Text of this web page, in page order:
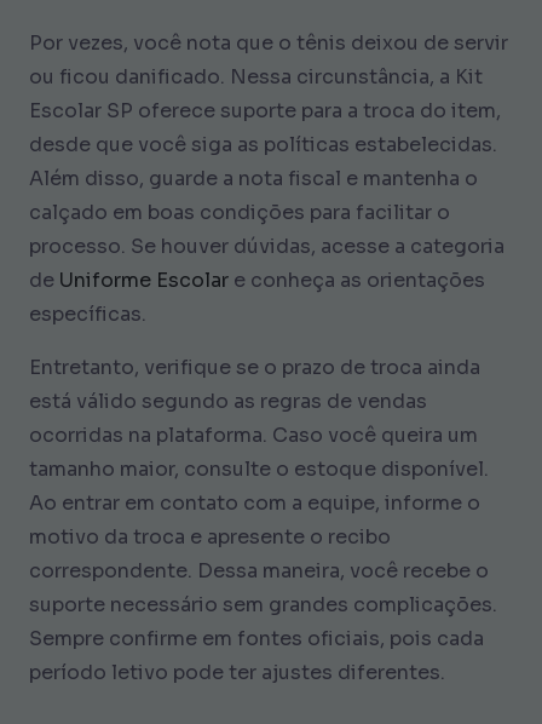
Por vezes, você nota que o tênis deixou de servir
ou ficou danificado. Nessa circunstância, a Kit
Escolar SP oferece suporte para a troca do item,
desde que você siga as políticas estabelecidas.
Além disso, guarde a nota fiscal e mantenha o
calçado em boas condições para facilitar o
processo. Se houver dúvidas, acesse a categoria
de Uniforme Escolar e conheça as orientações
específicas.
Entretanto, verifique se o prazo de troca ainda
está válido segundo as regras de vendas
ocorridas na plataforma. Caso você queira um
tamanho maior, consulte o estoque disponível.
Ao entrar em contato com a equipe, informe o
motivo da troca e apresente o recibo
correspondente. Dessa maneira, você recebe o
suporte necessário sem grandes complicações.
Sempre confirme em fontes oficiais, pois cada
período letivo pode ter ajustes diferentes.